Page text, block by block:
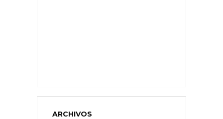
ARCHIVOS